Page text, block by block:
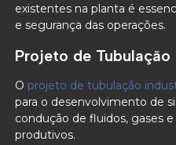
existentes na planta é
e segurança das operações.
Projeto de Tubulação
O projeto de tubulação
para o desenvolvimento de
condução de fluidos, gases
produtivos.